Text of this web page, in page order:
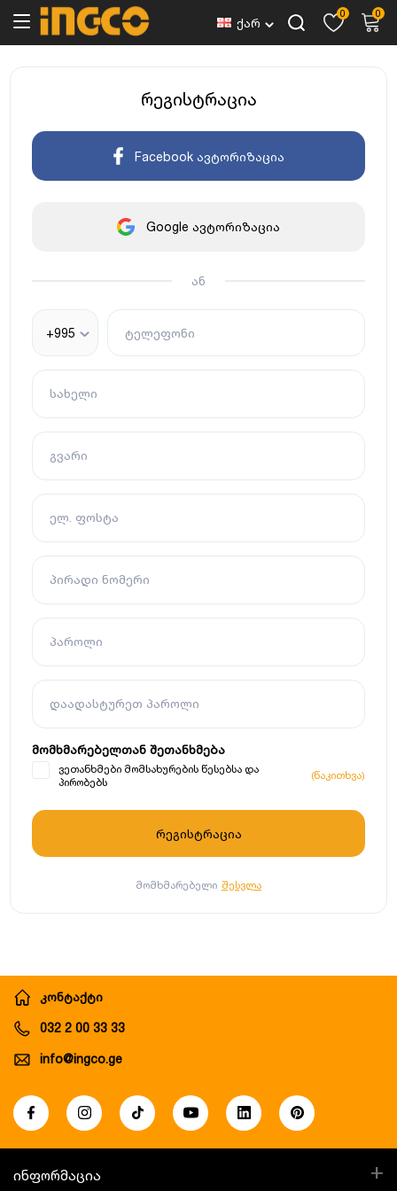
ქარ
0 0
რეგისტრაცია
Facebook ავტორიზაცია
Google ავტორიზაცია
ან
+995 ტელეფონი
სახელი
გვარი
ელ. ფოსტა
პირადი ნომერი
პაროლი
დაადასტურეთ პაროლი
მომხმარებელთან შეთანხმება
ვეთანხმები მომსახურების წესებსა და
პირობებს
(წაკითხვა)
მომხმარებელი შესვლა
კონტაქტი
032 2 00 33 33
info@ingco.ge
+
ინფორმაცია